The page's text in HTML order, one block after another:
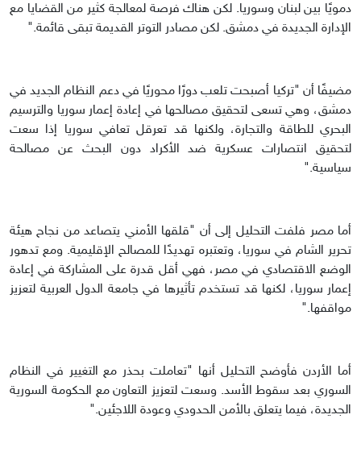
دمويًا بين لبنان وسوريا. لكن هناك فرصة لمعالجة كثير من القضايا مع
الإدارة الجديدة في دمشق. لكن مصادر التوتر القديمة تبقى قائمة."
مضيفًا أن "تركيا أصبحت تلعب دورًا محوريًا في دعم النظام الجديد في
دمشق، وهي تسعى لتحقيق مصالحها في إعادة إعمار سوريا والترسيم
البحري للطاقة والتجارة، ولكنها قد تعرقل تعافي سوريا إذا سعت
لتحقيق انتصارات عسكرية ضد الأكراد دون البحث عن مصالحة
سياسية."
أما مصر فلفت التحليل إلى أن "قلقها الأمني يتصاعد من نجاح هيئة
تحرير الشام في سوريا، وتعتبره تهديدًا للمصالح الإقليمية. ومع تدهور
الوضع الاقتصادي في مصر، فهي أقل قدرة على المشاركة في إعادة
إعمار سوريا، لكنها قد تستخدم تأثيرها في جامعة الدول العربية لتعزيز
مواقفها."
أما الأردن فأوضح التحليل أنها "تعاملت بحذر مع التغيير في النظام
السوري بعد سقوط الأسد. وسعت لتعزيز التعاون مع الحكومة السورية
الجديدة، فيما يتعلق بالأمن الحدودي وعودة اللاجئين."